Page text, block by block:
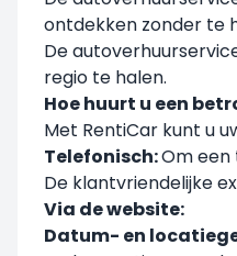
ontdekken zonder te
De
regio te halen.
Hoe huurt u een
Met RentiCar kunt u
Telefonisch:Om een
De klantvriendelijke
Via de website:
Datum- en